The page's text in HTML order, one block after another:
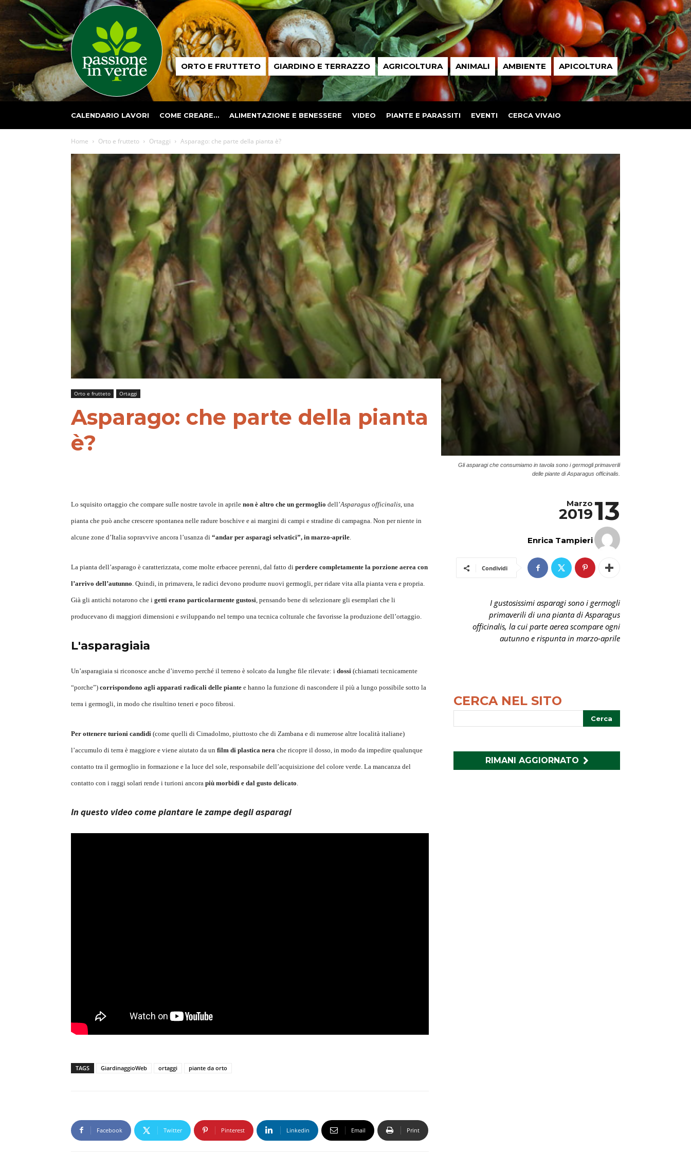
Passione
in ORTO E FRUTTETO GIARDINO E TERRAZZO AGRICOLTURA ANIMALI AMBIENTE APICOLTURA
CALENDARIO LAVORI COME CREARE… ALIMENTAZIONE E BENESSERE VIDEO PIANTE E PARASSITI EVENTI CERCA VIVAIO
Home Orto e frutteto Ortaggi Asparago: che parte della pianta è?
Orto e frutteto Ortaggi
Asparago: che parte della pianta
è?
Lo squisito ortaggio che compare sulle nostre tavole in aprile non è altro che un germoglio dell’Asparagus officinalis, una
pianta che può anche crescere spontanea nelle radure boschive e ai margini di campi e stradine di campagna. Non per niente in
alcune zone d’Italia sopravvive ancora l’usanza di “andar per asparagi selvatici”, in marzo-aprile.
La pianta dell’asparago è caratterizzata, come molte erbacee perenni, dal fatto di perdere completamente la porzione aerea con
l’arrivo dell’autunno. Quindi, in primavera, le radici devono produrre nuovi germogli, per ridare vita alla pianta vera e propria.
Già gli antichi notarono che i getti erano particolarmente gustosi, pensando bene di selezionare gli esemplari che li
producevano di maggiori dimensioni e sviluppando nel tempo una tecnica colturale che favorisse la produzione dell’ortaggio.
L'asparagiaia
Un’asparagiaia si riconosce anche d’inverno perché il terreno è solcato da lunghe file rilevate: i dossi (chiamati tecnicamente
“porche”) corrispondono agli apparati radicali delle piante e hanno la funzione di nascondere il più a lungo possibile sotto la
terra i germogli, in modo che risultino teneri e poco fibrosi.
Per ottenere turioni candidi (come quelli di Cimadolmo, piuttosto che di Zambana e di numerose altre località italiane)
l’accumulo di terra è maggiore e viene aiutato da un film di plastica nera che ricopre il dosso, in modo da impedire qualunque
contatto tra il germoglio in formazione e la luce del sole, responsabile dell’acquisizione del colore verde. La mancanza del
contatto con i raggi solari rende i turioni ancora più morbidi e dal gusto delicato.
In questo video come piantare le zampe degli asparagi
TAGS GiardinaggioWeb ortaggi piante da orto
Facebook Twitter Pinterest Linkedin Email Print
Gli asparagi che consumiamo in tavola sono i germogli primaverili
delle piante di Asparagus officinalis.
13
Marzo
2019
Enrica Tampieri
Condividi
I gustosissimi asparagi sono i germogli
primaverili di una pianta di Asparagus
officinalis, la cui parte aerea scompare ogni
autunno e rispunta in marzo-aprile
CERCA NEL SITO
RIMANI AGGIORNATO